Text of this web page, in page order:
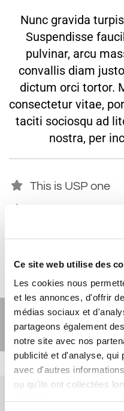
Ce site web utilise des
Les cookies nous
et les annonces, d'offrir
médias sociaux et
partageons également
notre site avec nos
publicité et d'analyse, qui
avec d'autres
ou qu'ils ont collectées
Nunc gravida
Suspendisse
pulvinar, arcu
convallis diam
dictum orci tortor.
consectetur vitae,
taciti sociosqu ad
nostra, per
This is USP one
Contact page 3
INSERT H2 TITLE